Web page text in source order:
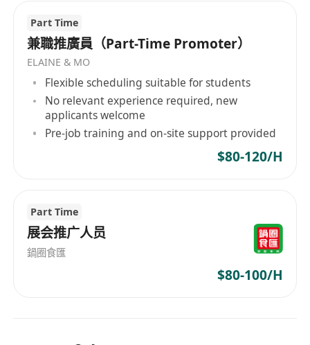
Part Time
兼職推廣員（Part-Time Promoter）
ELAINE & MO
Flexible scheduling suitable for students
No relevant experience required, new
applicants welcome
Pre-job training and on-site support provided
$80-120/H
Part Time
展会推广人员
鍋圈食匯
$80-100/H